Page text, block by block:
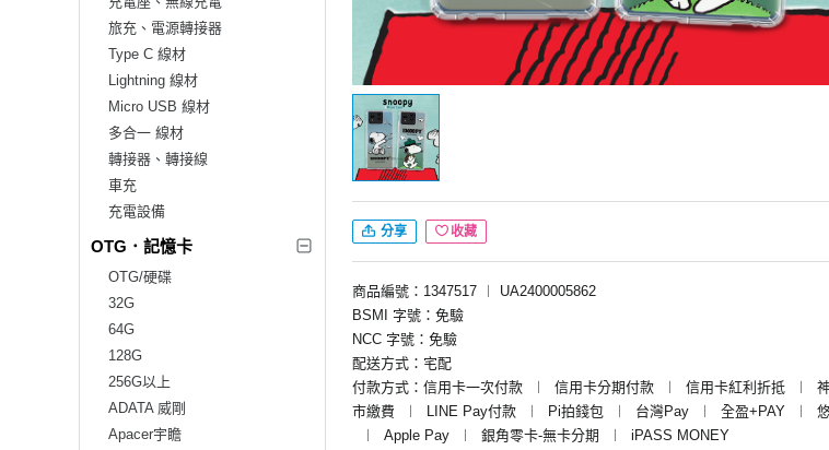
旅充、電源轉接器
Type C 線材
Lightning 線材
Micro USB 線材
多合一 線材
轉接器、轉接線
車充
充電設備
OTG．記憶卡
OTG/硬碟
32G
64G
128G
256G以上
ADATA 威剛
Apacer宇瞻
分享 收藏
商品編號：1347517 ︱
UA2400005862
BSMI 字號：免驗
NCC 字號：免驗
配送方式：宅配
付款方式：信用卡一次付款
︱ 信用卡分期付款 ︱ 信用卡紅利折抵 ︱
市繳費
︱ LINE Pay付款 ︱ Pi拍錢包 ︱ 台灣Pay ︱ 全盈+PAY ︱
︱
Apple Pay ︱ 銀角零卡-無卡分期 ︱ iPASS MONEY